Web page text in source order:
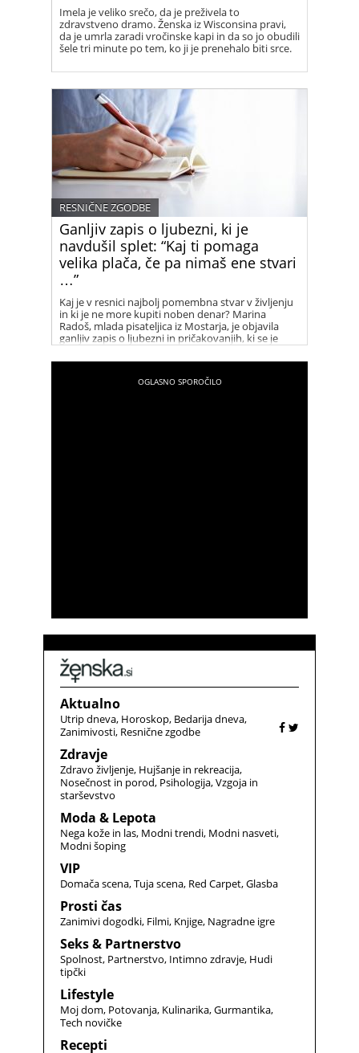
Imela je veliko srečo, da je preživela to
zdravstveno dramo. Ženska iz Wisconsina pravi,
da je umrla zaradi vročinske kapi in da so jo obudili
šele tri minute po tem, ko ji je prenehalo biti srce.
Ganljiv zapis o ljubezni, ki je
navdušil splet: “Kaj ti pomaga
velika plača, če pa nimaš ene stvari
…”
RESNIČNE ZGODBE
Kaj je v resnici najbolj pomembna stvar v življenju
in ki je ne more kupiti noben denar? Marina
Radoš, mlada pisateljica iz Mostarja, je objavila
ganljiv zapis o ljubezni in pričakovanjih, ki se je
hitro razširil po spletu in ganil marsikoga.
Aktualno
Utrip dneva Horoskop Bedarija dneva
Zanimivosti Resnične zgodbe
Zdravje
Zdravo življenje Hujšanje in rekreacija
Nosečnost in porod Psihologija Vzgoja in
starševstvo
Moda & Lepota
Nega kože in las Modni trendi Modni nasveti
Modni šoping
VIP
Domača scena Tuja scena Red Carpet Glasba
Prosti čas
Zanimivi dogodki Filmi Knjige Nagradne igre
Seks & Partnerstvo
Spolnost Partnerstvo Intimno zdravje Hudi
tipčki
Lifestyle
Moj dom Potovanja Kulinarika Gurmantika
Tech novičke
Recepti